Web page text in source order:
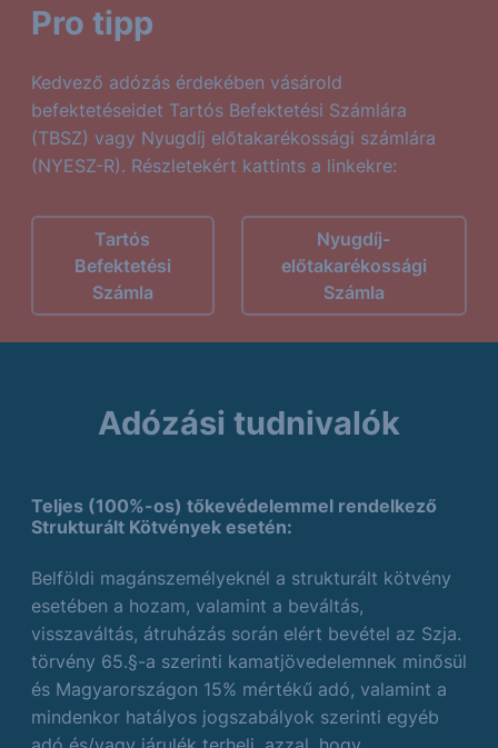
Pro tipp
Kedvező adózás érdekében vásárold
befektetéseidet Tartós Befektetési Számlára
(TBSZ) vagy Nyugdíj előtakarékossági számlára
(NYESZ-R). Részletekért kattints a linkekre:
Tartós
Befektetési
Számla
Nyugdíj-
előtakarékossági
Számla
Adózási tudnivalók
Teljes (100%-os) tőkevédelemmel rendelkező
Strukturált Kötvények esetén:
Belföldi magánszemélyeknél a strukturált kötvény
esetében a hozam, valamint a beváltás,
visszaváltás, átruházás során elért bevétel az Szja.
törvény 65.§-a szerinti kamatjövedelemnek minősül
és Magyarországon 15% mértékű adó, valamint a
mindenkor hatályos jogszabályok szerinti egyéb